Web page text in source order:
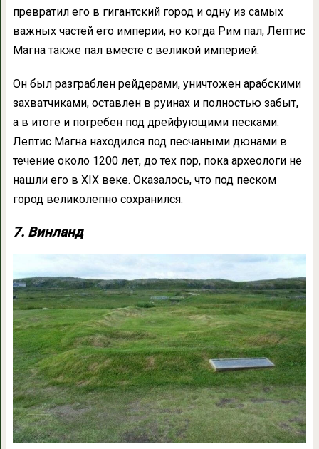
превратил его в гигантский город и одну из самых
важных частей его империи, но когда Рим пал, Лептис
Магна также пал вместе с великой империей.
Он был разграблен рейдерами, уничтожен арабскими
захватчиками, оставлен в руинах и полностью забыт,
а в итоге и погребен под дрейфующими песками.
Лептис Магна находился под песчаными дюнами в
течение около 1200 лет, до тех пор, пока археологи не
нашли его в XIX веке. Оказалось, что под песком
город великолепно сохранился.
7. Винланд